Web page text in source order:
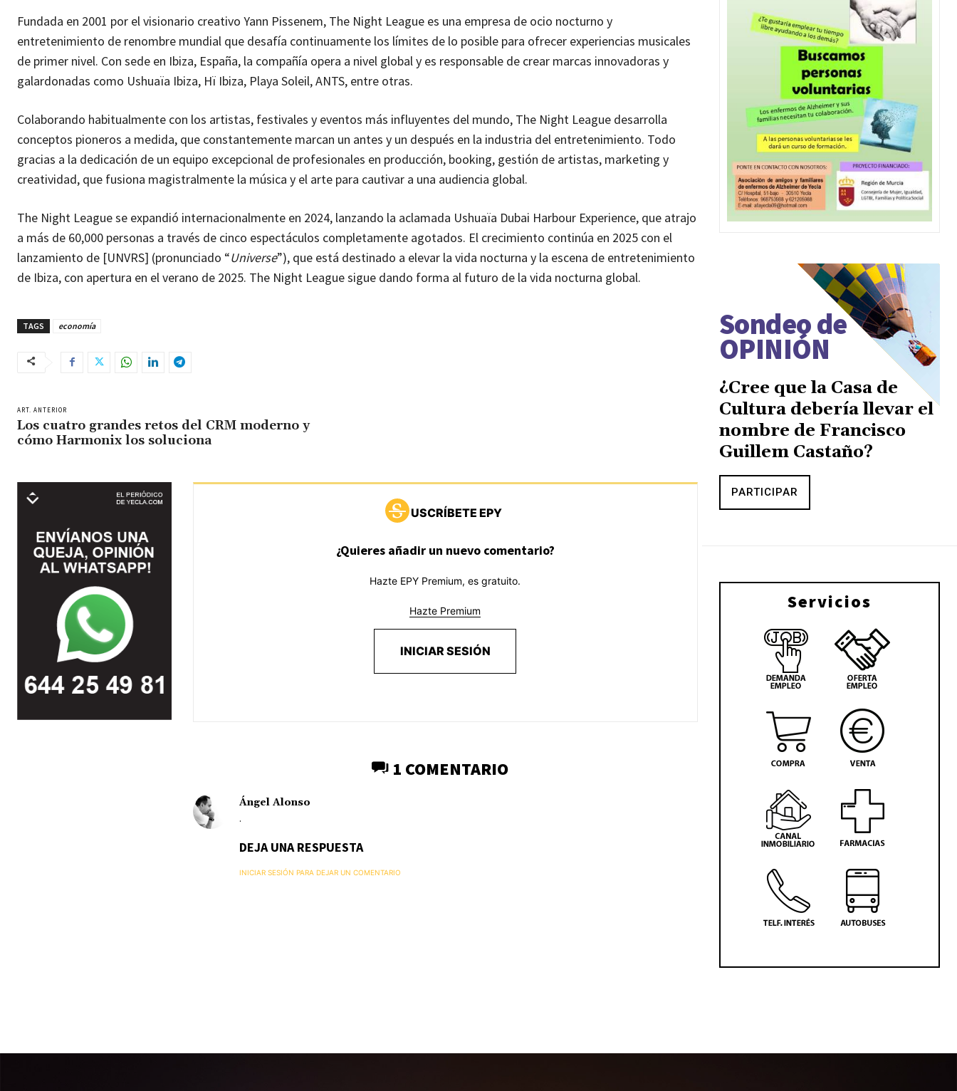
Fundada en 2001 por el visionario creativo Yann Pissenem, The Night League es una empresa de ocio nocturno y
entretenimiento de renombre mundial que desafía continuamente los límites de lo posible para ofrecer experiencias musicales
de primer nivel. Con sede en Ibiza, España, la compañía opera a nivel global y es responsable de crear marcas innovadoras y
galardonadas como Ushuaïa Ibiza, Hï Ibiza, Playa Soleil, ANTS, entre otras.
Colaborando habitualmente con los artistas, festivales y eventos más influyentes del mundo, The Night League desarrolla
conceptos pioneros a medida, que constantemente marcan un antes y un después en la industria del entretenimiento. Todo
gracias a la dedicación de un equipo excepcional de profesionales en producción, booking, gestión de artistas, marketing y
creatividad, que fusiona magistralmente la música y el arte para cautivar a una audiencia global.
The Night League se expandió internacionalmente en 2024, lanzando la aclamada Ushuaïa Dubai Harbour Experience, que atrajo
a más de 60,000 personas a través de cinco espectáculos completamente agotados. El crecimiento continúa en 2025 con el
lanzamiento de [UNVRS] (pronunciado “Universe”), que está destinado a elevar la vida nocturna y la escena de entretenimiento
de Ibiza, con apertura en el verano de 2025. The Night League sigue dando forma al futuro de la vida nocturna global.
TAGS economía
ART. ANTERIOR
Los cuatro grandes retos del CRM moderno y
cómo Harmonix los soluciona
USCRÍBETE EPY
¿Quieres añadir un nuevo comentario?
Hazte EPY Premium, es gratuito.
Hazte Premium
INICIAR SESIÓN
1 COMENTARIO
Ángel Alonso
.
DEJA UNA RESPUESTA
INICIAR SESIÓN PARA DEJAR UN COMENTARIO
Sondeo de
OPINIÓN
¿Cree que la Casa de
Cultura debería llevar el
nombre de Francisco
Guillem Castaño?
PARTICIPAR
Servicios